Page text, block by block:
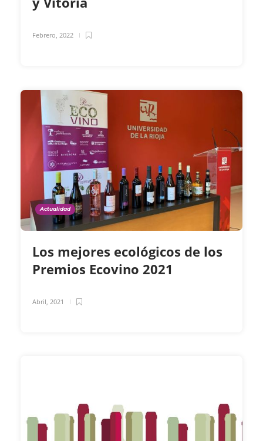
Febrero, 2022
Actualidad
Los mejores ecológicos de los
Premios Ecovino 2021
Abril, 2021